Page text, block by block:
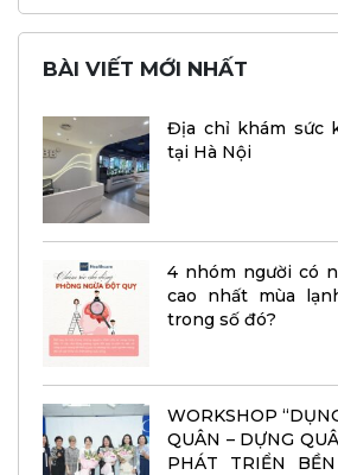
BÀI VIẾT MỚI NHẤT
Địa chỉ khám sức
tại Hà Nội
4 nhóm người có
cao nhất mùa
trong số đó?
WORKSHOP
QUÂN – DỰNG
PHÁT TRIỂN